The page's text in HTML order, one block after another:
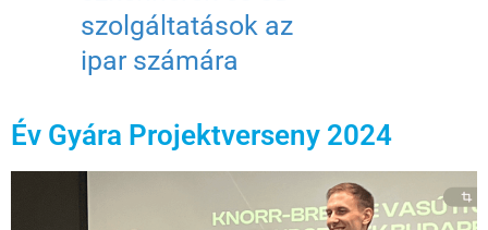
szolgáltatások az
ipar számára
Év Gyára Projektverseny 2024